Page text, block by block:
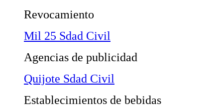
Revocamiento
Mil 25 Sdad Civil
Agencias de publicidad
Quijote Sdad Civil
Establecimientos de bebidas